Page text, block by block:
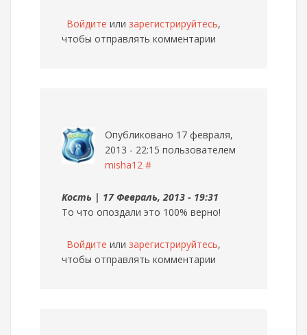
Войдите или зарегистрируйтесь,
чтобы отправлять комментарии
Опубликовано 17 февраля,
2013 - 22:15 пользователем
misha12 #
Кость | 17 Февраль, 2013 - 19:31
То что опоздали это 100% верно!
Войдите или зарегистрируйтесь,
чтобы отправлять комментарии